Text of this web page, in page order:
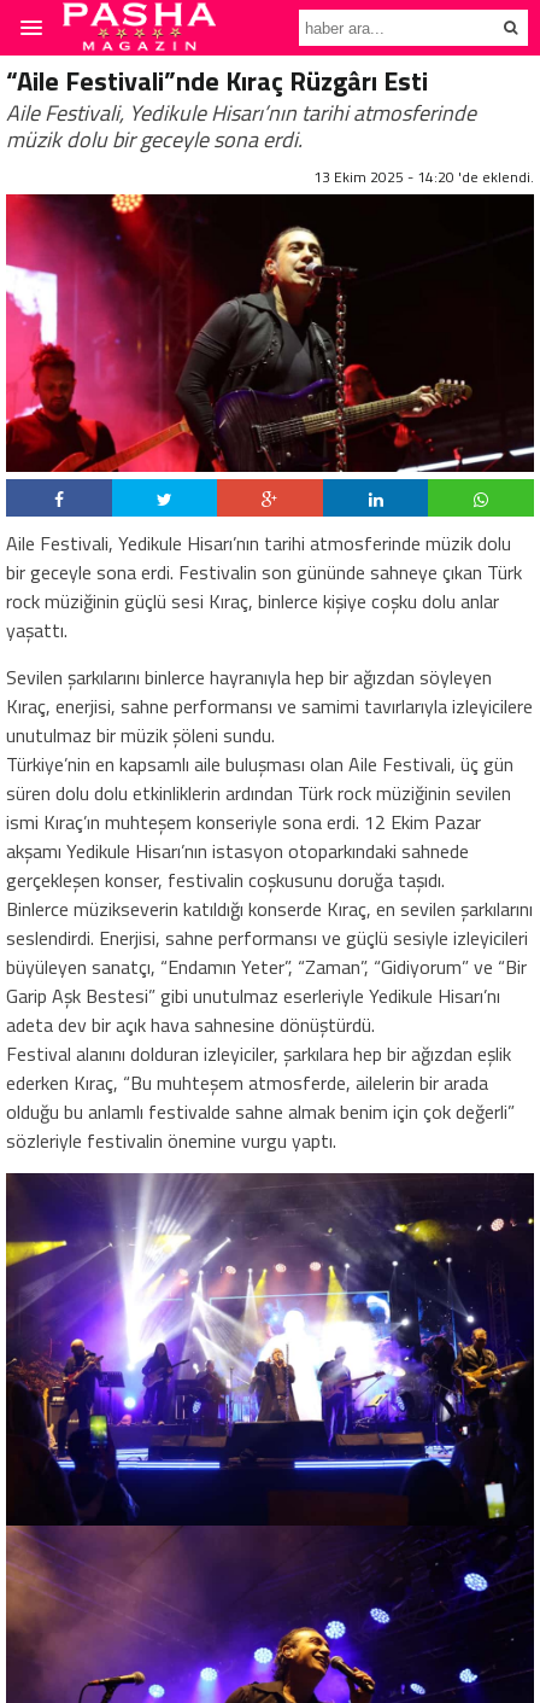
“Aile Festivali”nde Kıraç Rüzgârı Esti
Aile Festivali, Yedikule Hisarı’nın tarihi atmosferinde
müzik dolu bir geceyle sona erdi.
13 Ekim 2025 - 14:20 'de eklendi.
Aile Festivali, Yedikule Hisarı’nın tarihi atmosferinde müzik dolu
bir geceyle sona erdi. Festivalin son gününde sahneye çıkan Türk
rock müziğinin güçlü sesi Kıraç, binlerce kişiye coşku dolu anlar
yaşattı.
Sevilen şarkılarını binlerce hayranıyla hep bir ağızdan söyleyen
Kıraç, enerjisi, sahne performansı ve samimi tavırlarıyla izleyicilere
unutulmaz bir müzik şöleni sundu.
Türkiye’nin en kapsamlı aile buluşması olan Aile Festivali, üç gün
süren dolu dolu etkinliklerin ardından Türk rock müziğinin sevilen
ismi Kıraç’ın muhteşem konseriyle sona erdi. 12 Ekim Pazar
akşamı Yedikule Hisarı’nın istasyon otoparkındaki sahnede
gerçekleşen konser, festivalin coşkusunu doruğa taşıdı.
Binlerce müzikseverin katıldığı konserde Kıraç, en sevilen şarkılarını
seslendirdi. Enerjisi, sahne performansı ve güçlü sesiyle izleyicileri
büyüleyen sanatçı, “Endamın Yeter”, “Zaman”, “Gidiyorum” ve “Bir
Garip Aşk Bestesi” gibi unutulmaz eserleriyle Yedikule Hisarı’nı
adeta dev bir açık hava sahnesine dönüştürdü.
Festival alanını dolduran izleyiciler, şarkılara hep bir ağızdan eşlik
ederken Kıraç, “Bu muhteşem atmosferde, ailelerin bir arada
olduğu bu anlamlı festivalde sahne almak benim için çok değerli”
sözleriyle festivalin önemine vurgu yaptı.